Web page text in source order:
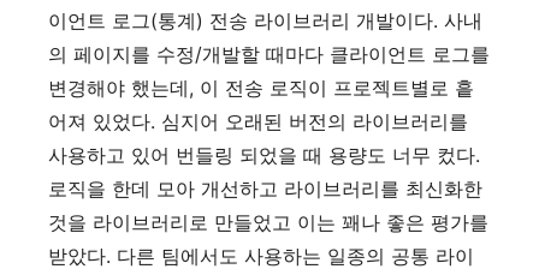
이언트 로그(통계) 전송 라이브러리 개발이다. 사내
의 페이지를 수정/개발할 때마다 클라이언트 로그를
변경해야 했는데, 이 전송 로직이 프로젝트별로 흩
어져 있었다. 심지어 오래된 버전의 라이브러리를
사용하고 있어 번들링 되었을 때 용량도 너무 컸다.
로직을 한데 모아 개선하고 라이브러리를 최신화한
것을 라이브러리로 만들었고 이는 꽤나 좋은 평가를
받았다. 다른 팀에서도 사용하는 일종의 공통 라이